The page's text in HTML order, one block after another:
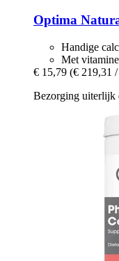
Optima
Handige
Met
€ 15,79 (€ 219,31
Bezorging uiterlijk